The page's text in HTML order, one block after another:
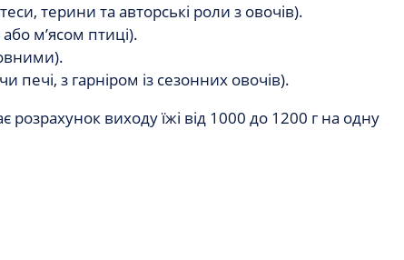
терини та авторські роли з овочів).
м’ясом птиці).
печі, з гарніром із сезонних овочів).
розрахунок виходу їжі від 1000 до 1200 г на одну